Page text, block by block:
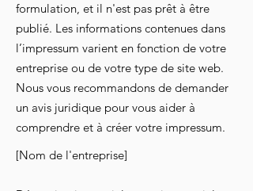
formulation, et il n'est pas prêt à être
publié. Les informations contenues dans
l’impressum varient en fonction de votre
entreprise ou de votre type de site web.
Nous vous recommandons de demander
un avis juridique pour vous aider à
comprendre et à créer votre impressum.
[Nom de l'entreprise]